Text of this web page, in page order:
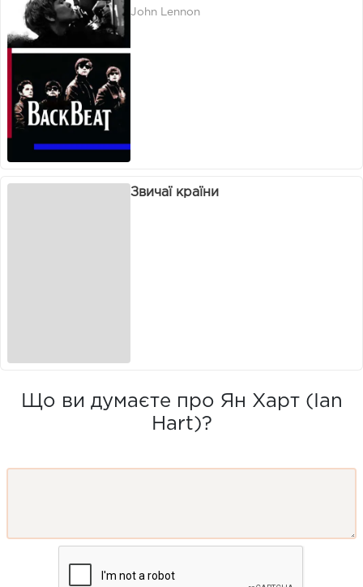
John Lennon
Звичаї країни
Що ви думаєте про Ян Харт (Ian
Hart)?